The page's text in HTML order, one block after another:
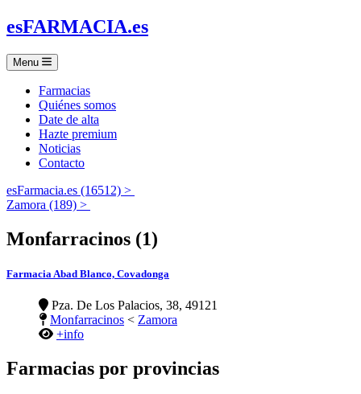
esFARMACIA.es
Menu
Farmacias
Quiénes somos
Date de alta
Hazte premium
Noticias
Contacto
esFarmacia.es (16512) >
Zamora (189) >
Monfarracinos (1)
Farmacia Abad Blanco, Covadonga
Pza. De Los Palacios, 38, 49121
Monfarracinos < Zamora
+info
Farmacias por provincias